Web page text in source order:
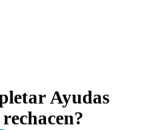
Ayudas